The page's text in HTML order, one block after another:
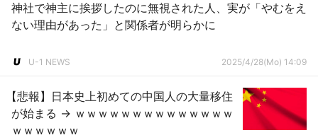
神社で神主に挨拶したのに無視された人、実が「やむをえ
ない理由があった」と関係者が明らかに
U-1 NEWS 2025/4/28(Mo) 14:09
【悲報】日本史上初めての中国人の大量移住
が始まる → ｗｗｗｗｗｗｗｗｗｗｗｗｗｗ
ｗｗｗｗｗｗ